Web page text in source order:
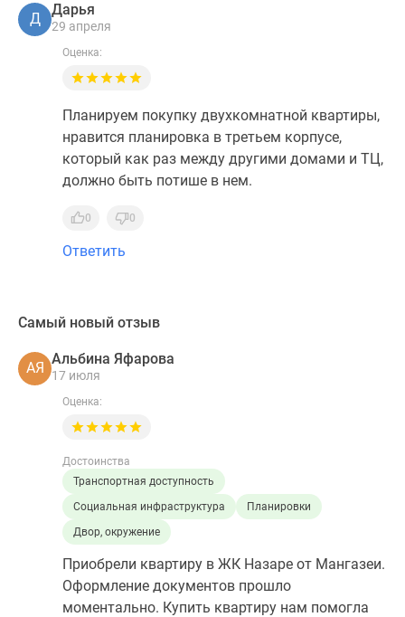
Д
Дарья
29 апреля
Оценка:
Планируем покупку двухкомнатной квартиры,
нравится планировка в третьем корпусе,
который как раз между другими домами и ТЦ,
должно быть потише в нем.
0 0
Ответить
Самый новый отзыв
АЯ
Альбина Яфарова
17 июля
Оценка:
Достоинства
Транспортная доступность
Социальная инфраструктура
Планировки
Двор, окружение
Приобрели квартиру в ЖК Назаре от Мангазеи.
Оформление документов прошло
моментально. Купить квартиру нам помогла